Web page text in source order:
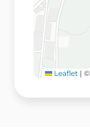
Leaflet | ©